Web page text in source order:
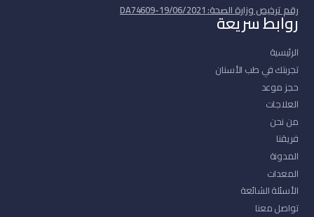
روابط سريعة
الرئيسية
تجربتك في طب الأسنان
حجز موعد
العلاجات
من نحن
فريقنا
المدونة
المعدات
الأسئلة الشائعة
تواصل معنا
رقم ترخيص وزارة الصحة: DA74609-19/06/2021